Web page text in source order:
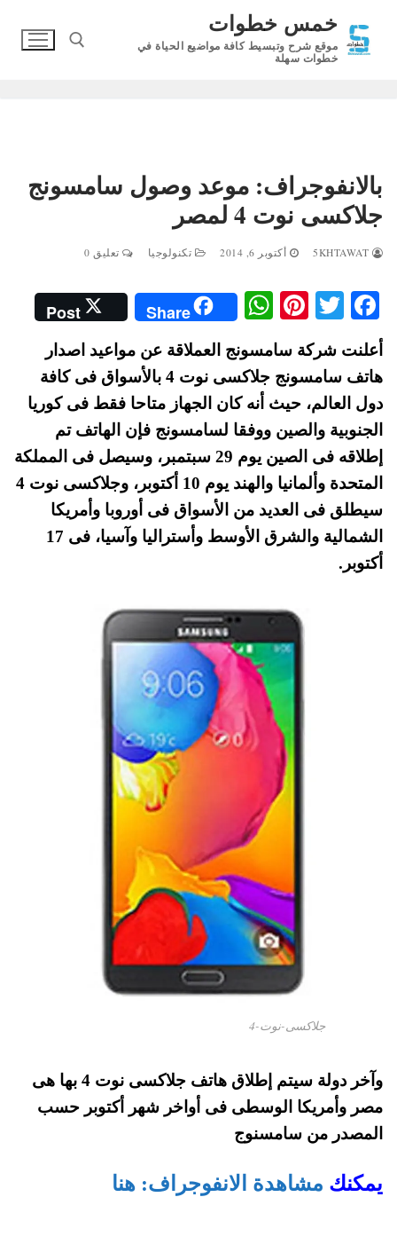
المحتوى
خمس خطوات
موقع شرح وتبسيط كافة مواضيع الحياة في
خطوات سهلة
بالانفوجراف: موعد وصول سامسونج
جلاكسى نوت 4 لمصر
أكتوبر 6, 2014 تكنولوجيا تعليق 0
Fa
bo
ok
T
wi
tte
r
Pi
nt
er
es
t
W
ha
ts
A
pp
Share
Post
أعلنت شركة سامسونج العملاقة عن مواعيد اصدار
هاتف سامسونج جلاكسى نوت 4 بالأسواق فى كافة
دول العالم، حيث أنه كان الجهاز متاحا فقط فى كوريا
الجنوبية والصين ووفقا لسامسونج فإن الهاتف تم
إطلاقه فى الصين يوم 29 سبتمبر، وسيصل فى المملكة
المتحدة وألمانيا والهند يوم 10 أكتوبر، وجلاكسى نوت 4
سيطلق فى العديد من الأسواق فى أوروبا وأمريكا
الشمالية والشرق الأوسط وأستراليا وآسيا، فى 17
أكتوبر.
جلاكسى-نوت-4
وآخر دولة سيتم إطلاق هاتف جلاكسى نوت 4 بها هى
مصر وأمريكا الوسطى فى أواخر شهر أكتوبر حسب
المصدر من سامسنوج
يمكنك مشاهدة الانفوجراف: هنا